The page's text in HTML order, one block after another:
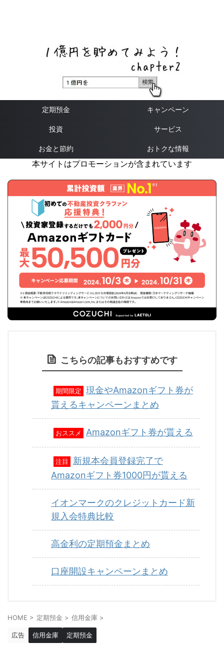
定期預金 キャンペーン
投資 サービス
お金と節約 おトクな情報
本サイトはプロモーションが含まれています
こちらの記事もおすすめです
期間限定
現金やAmazonギフト券が
貰えるキャンペーンまとめ
おススメ Amazonギフト券が貰える
注目
新規本会員登録完了で
Amazonギフト券1000円が貰える
イオンマークのクレジットカード新
規入会特典比較
高金利の定期預金まとめ
口座開設キャンペーンまとめ
HOME > 定期預金 > 信用金庫 >
広告 信用金庫 定期預金